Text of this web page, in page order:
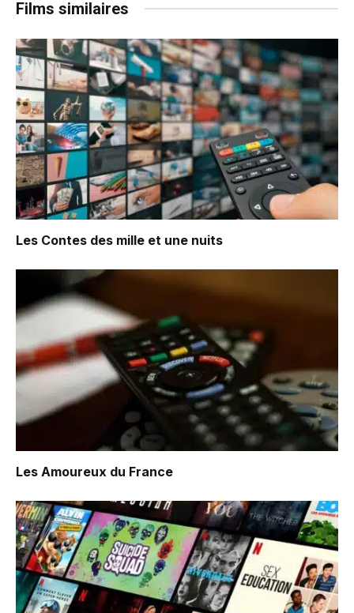
Films similaires
Les Contes des mille et une nuits
Les Amoureux du France